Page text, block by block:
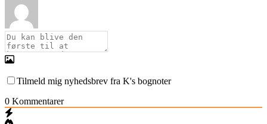
Tilmeld mig nyhedsbrev fra K's bognoter
0 Kommentarer